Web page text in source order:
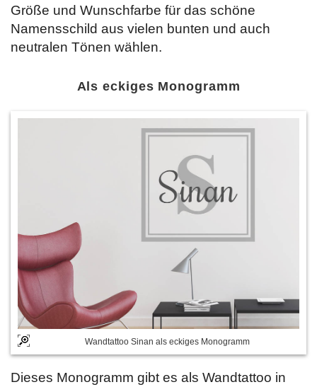
Größe und Wunschfarbe für das schöne
Namensschild aus vielen bunten und auch
neutralen Tönen wählen.
Als eckiges Monogramm
Wandtattoo Sinan als eckiges Monogramm
Dieses Monogramm gibt es als Wandtattoo in